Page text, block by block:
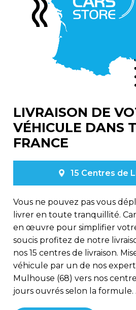
LIVRAISON DE
VÉHICULE DANS
FRANCE
15 Centres de
Vous ne pouvez pas vous
livrer en toute tranquillité.
en œuvre pour simplifier
soucis profitez de notre
nos 15 centres de livraison.
véhicule par un de nos
Mulhouse (68) vers nos
jours ouvrés selon la formule. .